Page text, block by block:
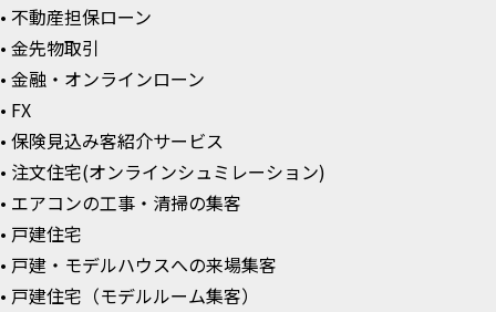
• 不動産担保ローン
• 金先物取引
• 金融・オンラインローン
• FX
• 保険見込み客紹介サービス
• 注文住宅(オンラインシュミレーション)
• エアコンの工事・清掃の集客
• 戸建住宅
• 戸建・モデルハウスへの来場集客
• 戸建住宅（モデルルーム集客）